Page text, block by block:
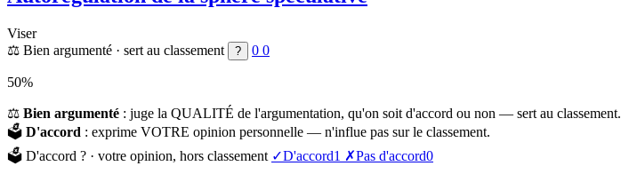
Viser
⚖️ Bien argumenté · sert au classement ? 0 0
50%
⚖️ Bien argumenté : juge la QUALITÉ de l'argumentation, qu'on soit d'accord ou non — sert au classement.
🗳️ D'accord : exprime VOTRE opinion personnelle — n'influe pas sur le classement.
🗳️ D'accord ? · votre opinion, hors classement ✓D'accord1 ✗Pas d'accord0